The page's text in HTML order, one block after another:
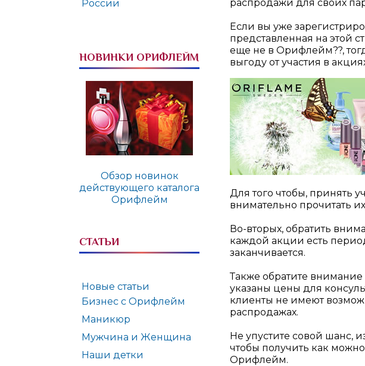
России
НОВИНКИ ОРИФЛЕЙМ
Обзор новинок
действующего каталога
Орифлейм
СТАТЬИ
Новые статьи
Бизнес с Орифлейм
Маникюр
Мужчина и Женщина
Наши детки
распродажи для своих
Если вы уже
представленная на этой
еще не в Орифлейм??,
выгоду от участия в
Для того чтобы, принять
внимательно прочитать
Во-вторых, обратить
каждой акции есть
заканчивается.
Также обратите
указаны цены для
клиенты не имеют
распродажах.
Не упустите совой шанс,
чтобы получить как
Орифлейм.